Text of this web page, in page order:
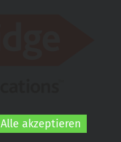
Alle akzeptieren